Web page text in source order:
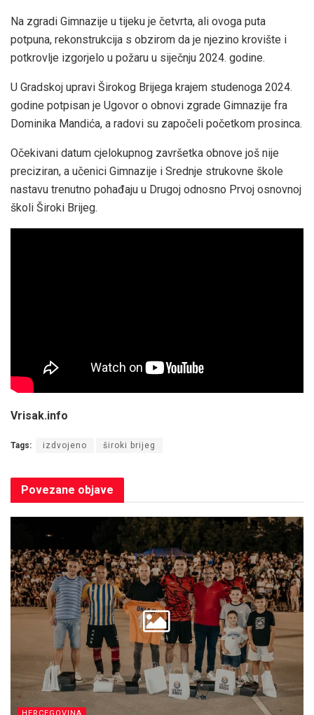
Na zgradi Gimnazije u tijeku je četvrta, ali ovoga puta
potpuna, rekonstrukcija s obzirom da je njezino krovište i
potkrovlje izgorjelo u požaru u siječnju 2024. godine.
U Gradskoj upravi Širokog Brijega krajem studenoga 2024.
godine potpisan je Ugovor o obnovi zgrade Gimnazije fra
Dominika Mandića, a radovi su započeli početkom prosinca.
Očekivani datum cjelokupnog završetka obnove još nije
preciziran, a učenici Gimnazije i Srednje strukovne škole
nastavu trenutno pohađaju u Drugoj odnosno Prvoj osnovnoj
školi Široki Brijeg.
Vrisak.info
Tags: izdvojeno široki brijeg
Povezane objave